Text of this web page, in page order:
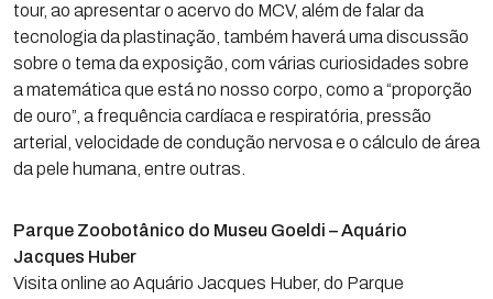
tour, ao apresentar o acervo do MCV, além de falar da
tecnologia da plastinação, também haverá uma discussão
sobre o tema da exposição, com várias curiosidades sobre
a matemática que está no nosso corpo, como a “proporção
de ouro”, a frequência cardíaca e respiratória, pressão
arterial, velocidade de condução nervosa e o cálculo de área
da pele humana, entre outras.
Parque Zoobotânico do Museu Goeldi – Aquário
Jacques Huber
Visita online ao Aquário Jacques Huber, do Parque